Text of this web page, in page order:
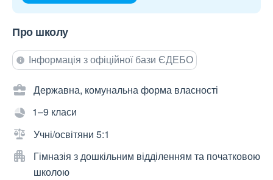
Про школу
Інформація з офіційної бази ЄДЕБО
Державна, комунальна форма власності
1–9 класи
Учні/освітяни 5:1
Гімназія з дошкільним відділенням та початковою
школою